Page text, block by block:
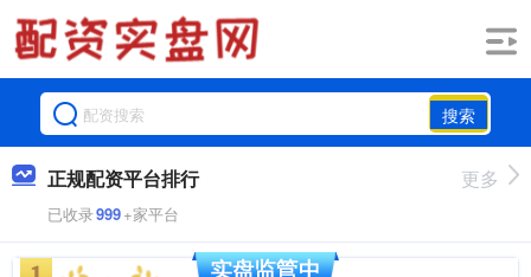
搜索
正规配资平台排行
已收录999+家平台
更多